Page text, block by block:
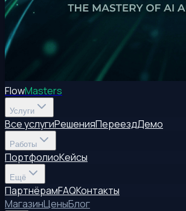
FlowMasters
Услуги
Все услугиРешенияПереездДемо
Работы
ПортфолиоКейсы
Ещё
ПартнёрамFAQКонтакты
МагазинЦеныБлог